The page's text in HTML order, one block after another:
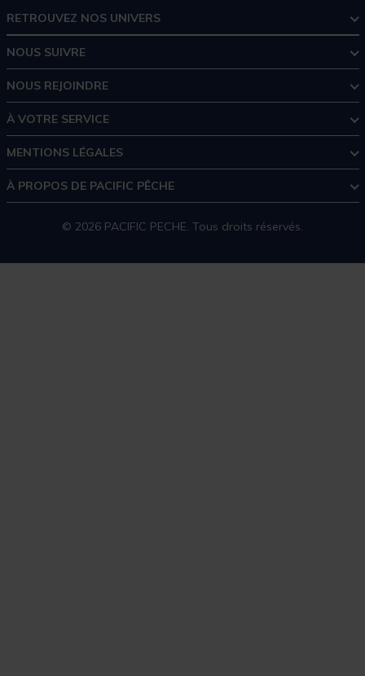
RETROUVEZ NOS UNIVERS
NOUS SUIVRE
NOUS REJOINDRE
À VOTRE SERVICE
MENTIONS LÉGALES
À PROPOS DE PACIFIC PÊCHE
© 2026 PACIFIC PECHE. Tous droits réservés.